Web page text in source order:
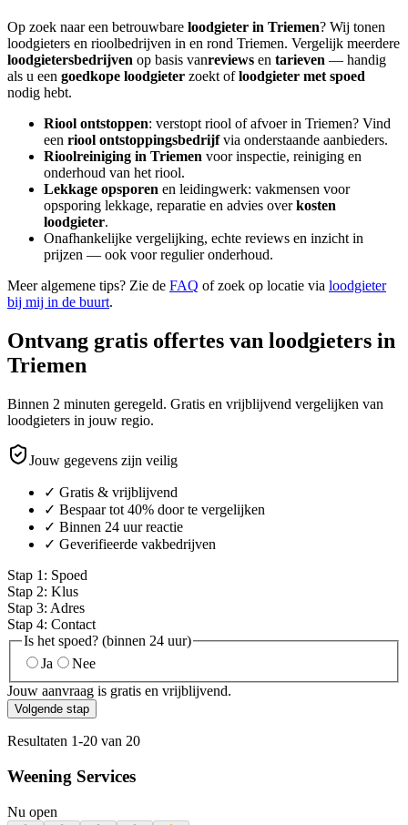
Op zoek naar een betrouwbare loodgieter in Triemen? Wij tonen
loodgieters en rioolbedrijven in en rond Triemen. Vergelijk meerdere
loodgietersbedrijven op basis vanreviews en tarieven — handig
als u een goedkope loodgieter zoekt ofloodgieter met spoed
nodig hebt.
Riool ontstoppen: verstopt riool of afvoer in Triemen? Vind
een riool ontstoppingsbedrijfvia onderstaande aanbieders.
Rioolreiniging in Triemen voor inspectie, reiniging en
onderhoud van het riool.
Lekkage opsporen en leidingwerk: vakmensen voor
opsporing lekkage, reparatie en advies overkosten
loodgieter.
Onafhankelijke vergelijking, echte reviews en inzicht in
prijzen — ook voor regulier onderhoud.
Meer algemene tips? Zie de FAQ of zoek op locatie via loodgieter
bij mij in de buurt.
Ontvang gratis offertes van loodgieters in
Triemen
Binnen 2 minuten geregeld. Gratis en vrijblijvend vergelijken van
loodgieters in jouw regio.
Jouw gegevens zijn veilig
✓ Gratis & vrijblijvend
✓ Bespaar tot 40% door te vergelijken
✓ Binnen 24 uur reactie
✓ Geverifieerde vakbedrijven
Stap 1 : Spoed
Stap 2: Klus
Stap 3: Adres
Stap 4: Contact
Is het spoed? (binnen 24 uur)
Ja
Nee
Jouw aanvraag is gratis en vrijblijvend.
Volgende stap
Resultaten 1-20 van 20
Weening Services
Nu open